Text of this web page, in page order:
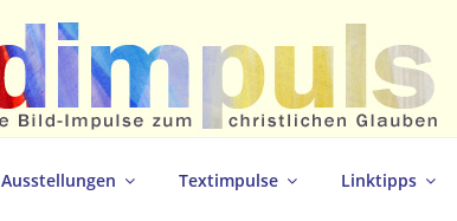
Ausstellungen Textimpulse Linktipps